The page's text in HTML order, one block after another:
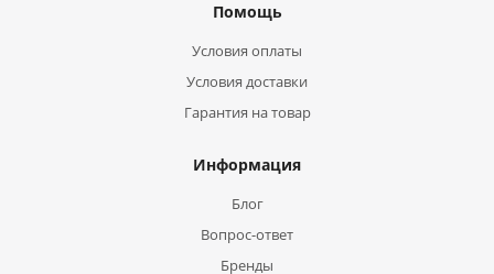
Помощь
Условия оплаты
Условия доставки
Гарантия на товар
Информация
Блог
Вопрос-ответ
Бренды